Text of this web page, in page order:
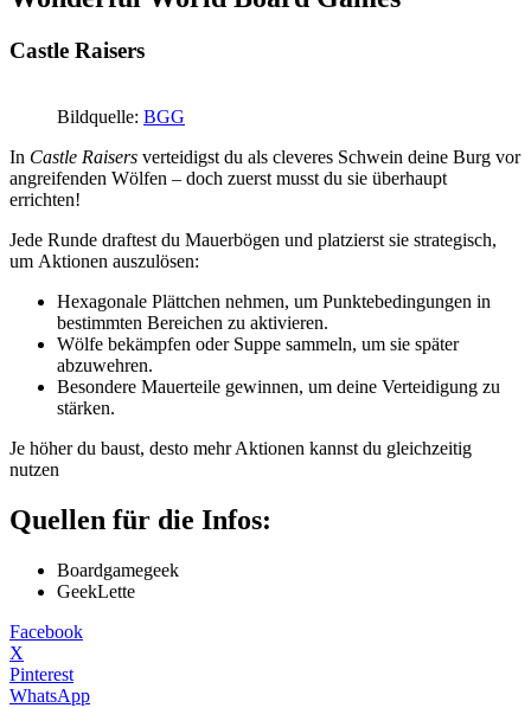
Castle Raisers
Bildquelle: BGG
In Castle Raisers verteidigst du als cleveres Schwein deine Burg vor
angreifenden Wölfen – doch zuerst musst du sie überhaupt
errichten!
Jede Runde draftest du Mauerbögen und platzierst sie strategisch,
um Aktionen auszulösen:
Hexagonale Plättchen nehmen, um Punktebedingungen in
bestimmten Bereichen zu aktivieren.
Wölfe bekämpfen oder Suppe sammeln, um sie später
abzuwehren.
Besondere Mauerteile gewinnen, um deine Verteidigung zu
stärken.
Je höher du baust, desto mehr Aktionen kannst du gleichzeitig
nutzen
Quellen für die Infos:
Boardgamegeek
GeekLette
Facebook
X
Pinterest
WhatsApp